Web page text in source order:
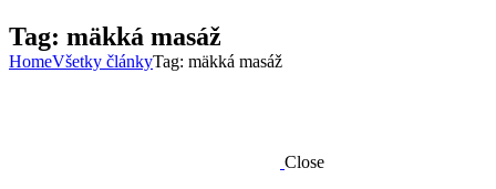
Tag: mäkká masáž
HomeVšetky článkyTag: mäkká masáž
Close